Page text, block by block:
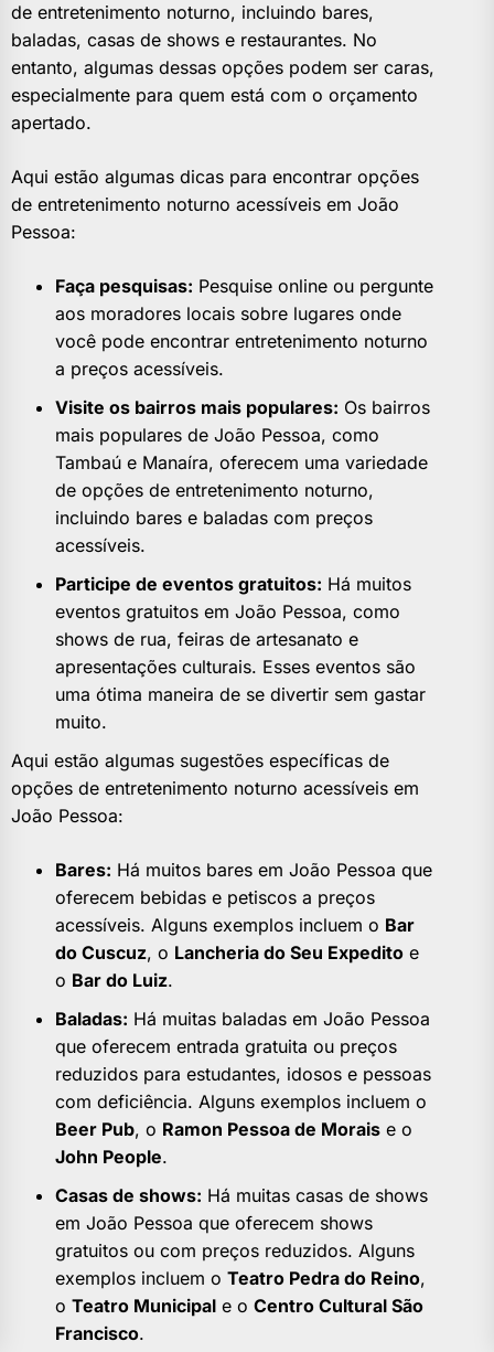
de entretenimento noturno, incluindo bares,
baladas, casas de shows e restaurantes. No
entanto, algumas dessas opções podem ser caras,
especialmente para quem está com o orçamento
apertado.
Aqui estão algumas dicas para encontrar opções
de entretenimento noturno acessíveis em João
Pessoa:
Faça pesquisas: Pesquise online ou pergunte
aos moradores locais sobre lugares onde
você pode encontrar entretenimento noturno
a preços acessíveis.
Visite os bairros mais populares: Os bairros
mais populares de João Pessoa, como
Tambaú e Manaíra, oferecem uma variedade
de opções de entretenimento noturno,
incluindo bares e baladas com preços
acessíveis.
Participe de eventos gratuitos: Há muitos
eventos gratuitos em João Pessoa, como
shows de rua, feiras de artesanato e
apresentações culturais. Esses eventos são
uma ótima maneira de se divertir sem gastar
muito.
Aqui estão algumas sugestões específicas de
opções de entretenimento noturno acessíveis em
João Pessoa:
Bares: Há muitos bares em João Pessoa que
oferecem bebidas e petiscos a preços
acessíveis. Alguns exemplos incluem o Bar
do Cuscuz, o Lancheria do Seu Expedito e
o Bar do Luiz.
Baladas: Há muitas baladas em João Pessoa
que oferecem entrada gratuita ou preços
reduzidos para estudantes, idosos e pessoas
com deficiência. Alguns exemplos incluem o
Beer Pub, o Ramon Pessoa de Morais e o
John People.
Casas de shows: Há muitas casas de shows
em João Pessoa que oferecem shows
gratuitos ou com preços reduzidos. Alguns
exemplos incluem o Teatro Pedra do Reino,
o Teatro Municipal e o Centro Cultural São
Francisco.